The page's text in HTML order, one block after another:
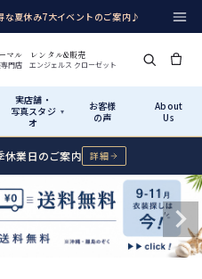
な夏休み7大イベントのご案内♪
マル レンタル&販売
門店 エンジェルス クローゼット
実店舗・
写真スタジ
オ
▾
お客様
の声
About
Us
アイテムから探す
サイズで選ぶ →
シーンから探す
絞り込む→
ご利用ガイド
実店舗・写真スタジオ
業日のご案内 詳細